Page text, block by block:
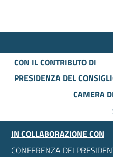
CON IL CONTRIBUTO DI
PRESIDENZA DEL
CAMERA
IN COLLABORAZIONE CON
CONFERENZA DEI